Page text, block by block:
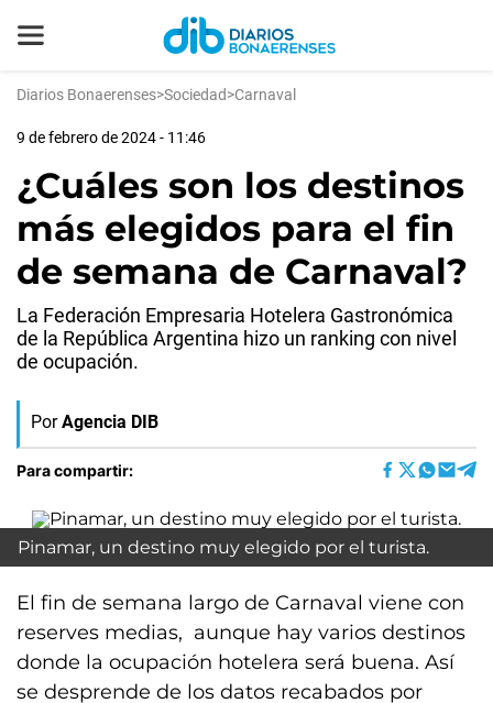
Diarios Bonaerenses>Sociedad>Carnaval
9 de febrero de 2024 - 11:46
¿Cuáles son los destinos
más elegidos para el fin
de semana de Carnaval?
La Federación Empresaria Hotelera Gastronómica
de la República Argentina hizo un ranking con nivel
de ocupación.
Por Agencia DIB
Para compartir:
Pinamar, un destino muy elegido por el turista.
El fin de semana largo de Carnaval viene con
reserves medias, aunque hay varios destinos
donde la ocupación hotelera será buena. Así
se desprende de los datos recabados por